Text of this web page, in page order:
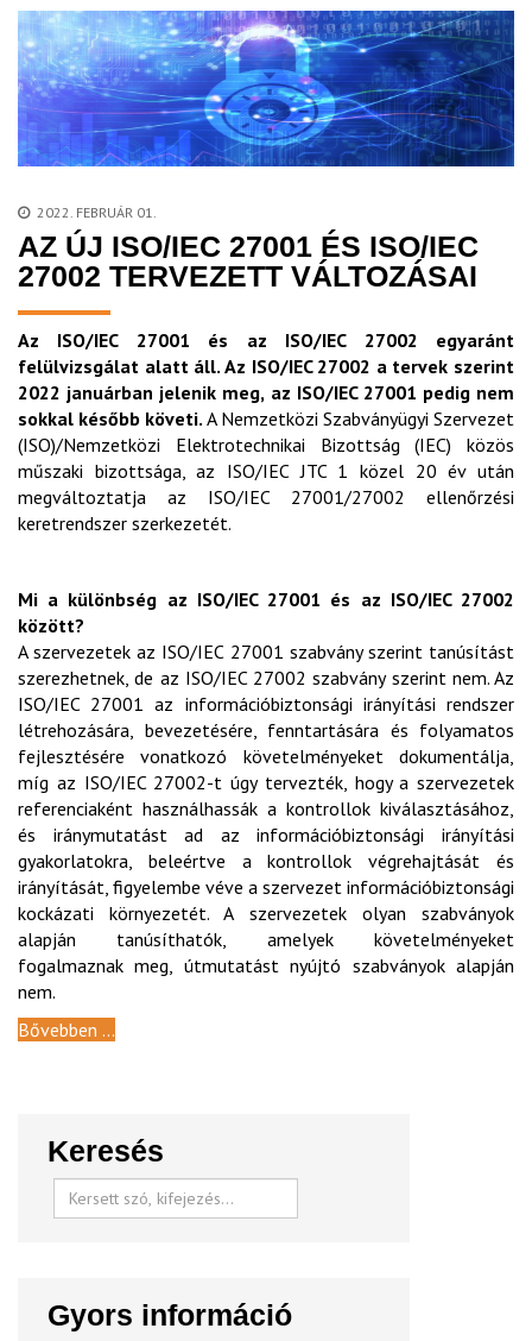
2022. FEBRUÁR 01.
AZ ÚJ ISO/IEC 27001 ÉS ISO/IEC
27002 TERVEZETT VÁLTOZÁSAI
Az ISO/IEC 27001 és az ISO/IEC 27002 egyaránt
felülvizsgálat alatt áll. Az ISO/IEC 27002 a tervek szerint
2022 januárban jelenik meg, az ISO/IEC 27001 pedig nem
sokkal később követi. A Nemzetközi Szabványügyi Szervezet
(ISO)/Nemzetközi Elektrotechnikai Bizottság (IEC) közös
műszaki bizottsága, az ISO/IEC JTC 1 közel 20 év után
megváltoztatja az ISO/IEC 27001/27002 ellenőrzési
keretrendszer szerkezetét.
Mi a különbség az ISO/IEC 27001 és az ISO/IEC 27002
között?
A szervezetek az ISO/IEC 27001 szabvány szerint tanúsítást
szerezhetnek, de az ISO/IEC 27002 szabvány szerint nem. Az
ISO/IEC 27001 az információbiztonsági irányítási rendszer
létrehozására, bevezetésére, fenntartására és folyamatos
fejlesztésére vonatkozó követelményeket dokumentálja,
míg az ISO/IEC 27002-t úgy tervezték, hogy a szervezetek
referenciaként használhassák a kontrollok kiválasztásához,
és iránymutatást ad az információbiztonsági irányítási
gyakorlatokra, beleértve a kontrollok végrehajtását és
irányítását, figyelembe véve a szervezet információbiztonsági
kockázati környezetét. A szervezetek olyan szabványok
alapján tanúsíthatók, amelyek követelményeket
fogalmaznak meg, útmutatást nyújtó szabványok alapján
nem.
Bővebben ...
Keresés
Gyors információ